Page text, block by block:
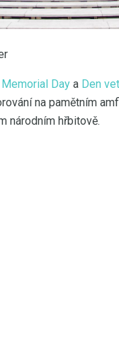
Memorial Day a Den
na pamětním
národním hřbitově.